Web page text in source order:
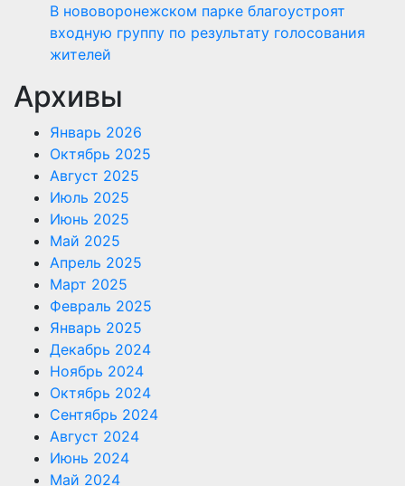
В нововоронежском парке благоустроят
входную группу по результату голосования
жителей
Архивы
Январь 2026
Октябрь 2025
Август 2025
Июль 2025
Июнь 2025
Май 2025
Апрель 2025
Март 2025
Февраль 2025
Январь 2025
Декабрь 2024
Ноябрь 2024
Октябрь 2024
Сентябрь 2024
Август 2024
Июнь 2024
Май 2024